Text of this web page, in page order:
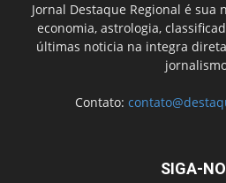
Jornal Destaque Regional é
economia, astrologia,
últimas noticia na integra
Contato:
SIGA-